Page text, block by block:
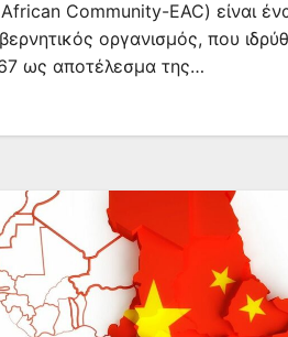
Community-EAC) είναι
οργανισμός, που
ως αποτέλεσμα της…